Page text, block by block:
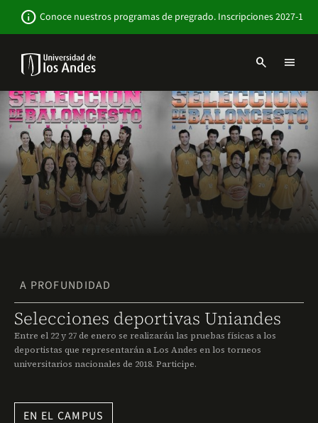
contenido
info Conoce nuestros programas de pregrado. Inscripciones 2027-1
Navbar
-
Sitio
Institucional
search menu
A PROFUNDIDAD
Selecciones deportivas Uniandes
Entre el 22 y 27 de enero se realizarán las pruebas físicas a los
deportistas que representarán a Los Andes en los torneos
universitarios nacionales de 2018. Participe.
EN EL CAMPUS